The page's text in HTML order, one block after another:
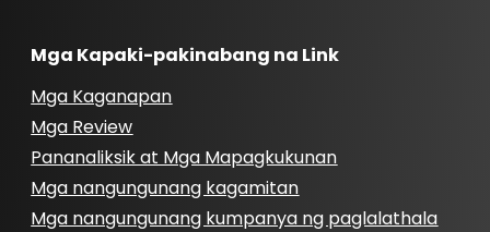
Mga Kapaki-pakinabang na Link
Mga Kaganapan
Mga Review
Pananaliksik at Mga Mapagkukunan
Mga nangungunang kagamitan
Mga nangungunang kumpanya ng paglalathala